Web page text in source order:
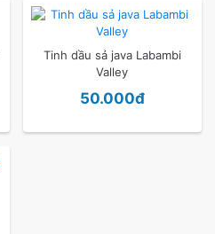
Tinh dầu sả java Labambi
Valley
50.000đ